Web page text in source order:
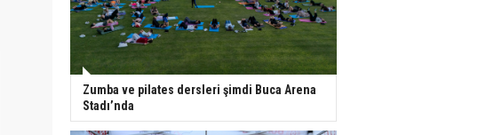
Zumba ve pilates dersleri şimdi Buca Arena
Stadı’nda